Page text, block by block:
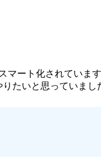
マート化されていま
たいと思っていまし